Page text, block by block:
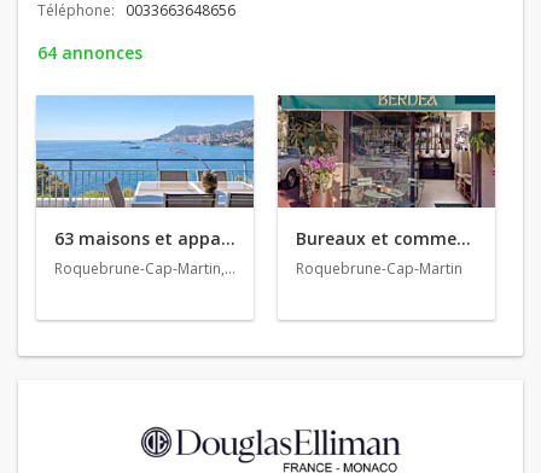
Téléphone: 0033663648656
64 annonces
63 maisons et appartements en vente
Roquebrune-Cap-Martin, Cannes, Menton
Bureaux et commerces en vente
Roquebrune-Cap-Martin